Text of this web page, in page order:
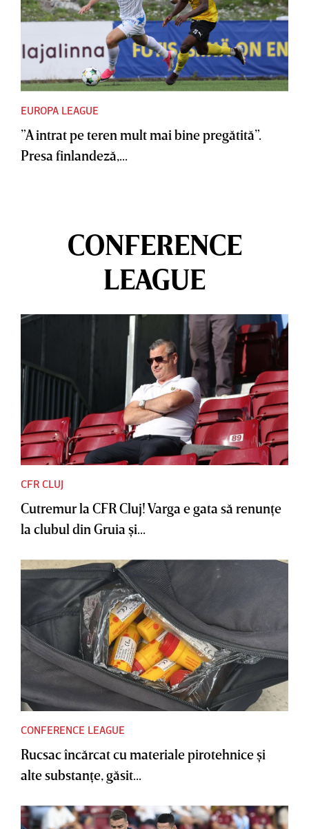
EUROPA LEAGUE
”A intrat pe teren mult mai bine pregătită”.
Presa finlandeză,...
CONFERENCE
LEAGUE
CFR CLUJ
Cutremur la CFR Cluj! Varga e gata să renunţe
la clubul din Gruia şi...
CONFERENCE LEAGUE
Rucsac încărcat cu materiale pirotehnice şi
alte substanţe, găsit...